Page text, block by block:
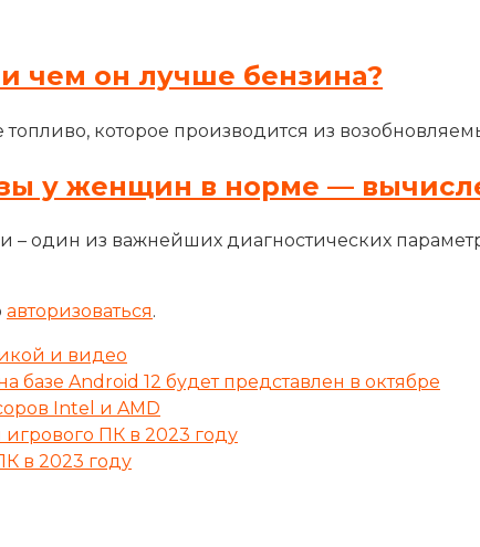
чем он лучше бензина?
которое производится из
у женщин в норме —
один из важнейших диагностических
авторизоваться.
и видео
Android 12 будет представлен в октябре
Intel и AMD
ПК в 2023 году
в 2023 году